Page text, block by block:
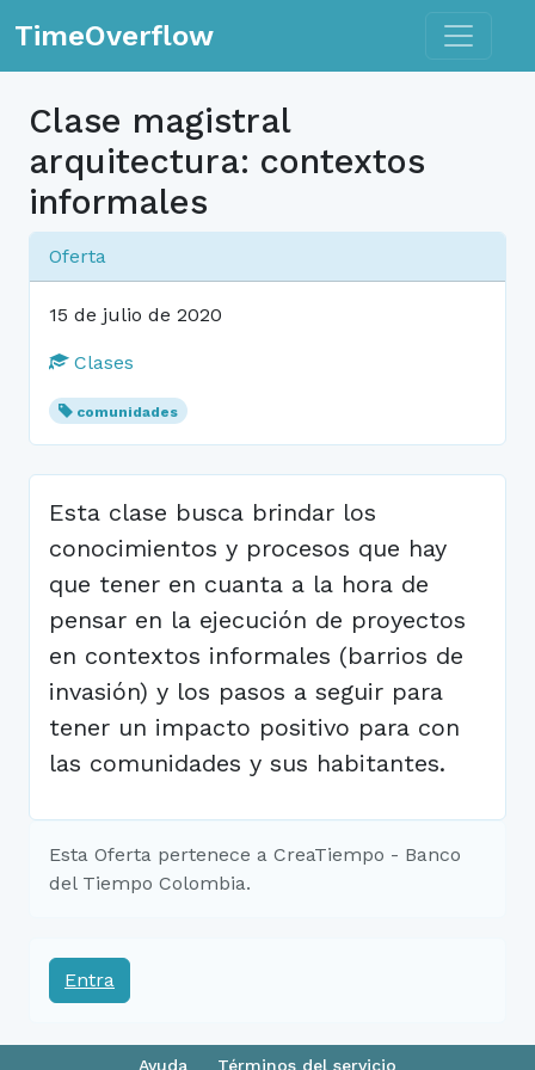
TimeOverflow Toggle
Clase magistral
arquitectura: contextos
informales
Oferta
15 de julio de 2020
Clases
comunidades
Esta clase busca brindar los
conocimientos y procesos que hay
que tener en cuanta a la hora de
pensar en la ejecución de proyectos
en contextos informales (barrios de
invasión) y los pasos a seguir para
tener un impacto positivo para con
las comunidades y sus habitantes.
Esta Oferta pertenece a CreaTiempo - Banco
del Tiempo Colombia.
Entra
Ayuda Términos del servicio